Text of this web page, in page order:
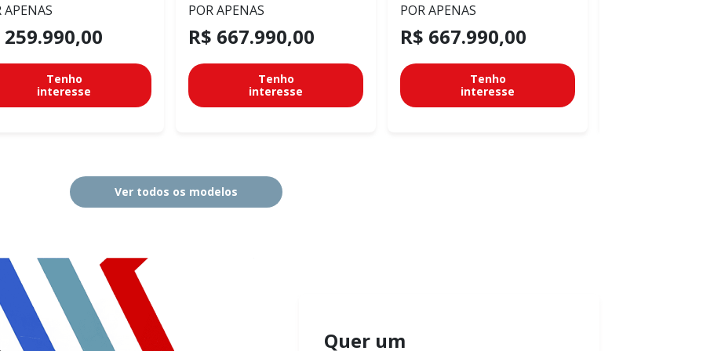
APENAS
259.990,00
Tenho
interesse
POR APENAS
R$ 667.990,00
Tenho
interesse
POR APENAS
R$ 667.990,00
Tenho
interesse
Ver todos os modelos
Quer um